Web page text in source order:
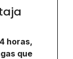
horas,
que